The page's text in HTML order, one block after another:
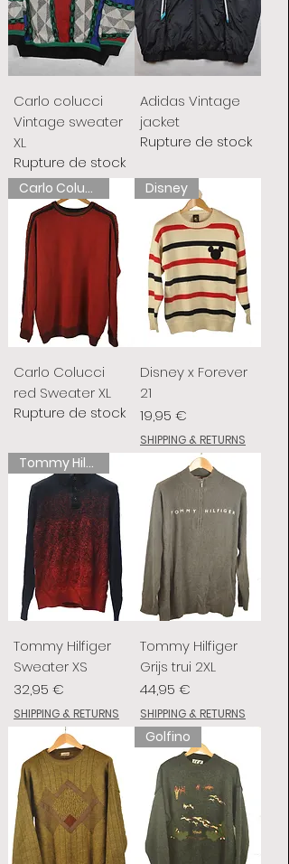
Carlo colucci
Vintage sweater
XL
Rupture de stock
Adidas Vintage
jacket
Rupture de stock
Carlo Colucci
Carlo Colucci
red Sweater XL
Rupture de stock
Disney
Disney x Forever
21
Prix
19,95 €
SHIPPING & RETURNS
Tommy Hilfiger
Tommy Hilfiger
Sweater XS
Prix
32,95 €
SHIPPING & RETURNS
Tommy Hilfiger
Grijs trui 2XL
Prix
44,95 €
SHIPPING & RETURNS
Golfino